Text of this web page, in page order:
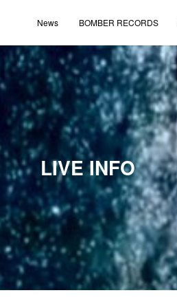
News BOMBER RECORDS
LIVE INFO